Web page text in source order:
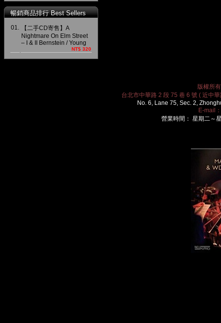
暢銷商品排行 Best Sellers
01.
【二手CD寄售】A
Nightmare On Elm Street
– I & II Bernstein / Young
NT$ 320
版權所
台北市中華路 2 段 75 巷 6 號 ( 近中
No. 6, Lane 75, Sec. 2,
E-mail：
營業時間： 星期二～